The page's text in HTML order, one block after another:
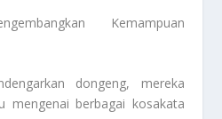
Kemampuan
dongeng, mereka
mengenai berbagai kosakata